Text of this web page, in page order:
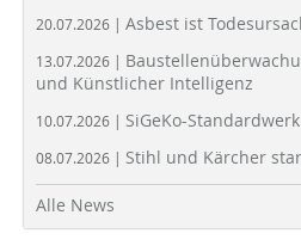
20.07.2026 | Asbest ist
13.07.2026 |
und Künstlicher Intelligenz
10.07.2026 | SiGeKo-
08.07.2026 | Stihl und Kärcher
Alle News